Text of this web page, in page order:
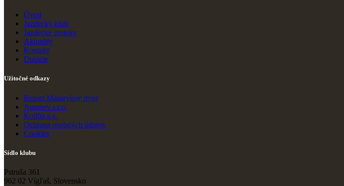
Úvod
Jazdecký klub
Jazdecké preteky
Aktuality
Kontakt
Dotácie
Užitočné odkazy
Rezort Masarykov dvor
Agrosev s.r.o.
Koliba a.s.
Ochrana osobných údajov
Cookies
Sídlo klubu
Pstruša 361
962 02 Vígľaš, Slovensko